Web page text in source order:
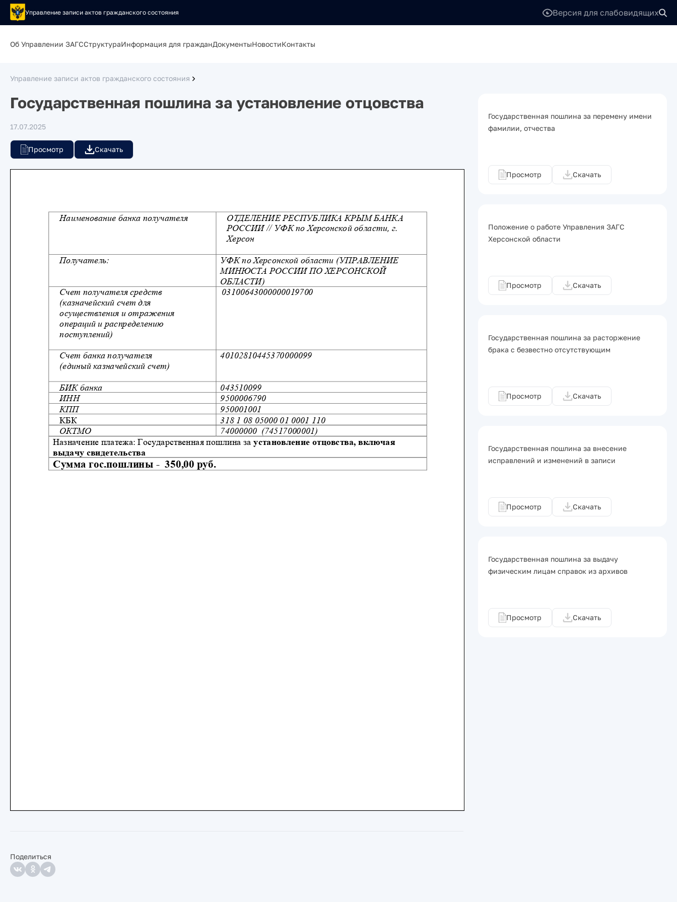
Управление записи актов гражданского состояния Версия для слабовидящих
Об Управлении ЗАГССтруктураИнформация для гражданДокументыНовостиКонтакты
Управление записи актов гражданского состояния
Государственная пошлина за установление отцовства
17.07.2025
Просмотр Скачать
Поделиться
Государственная пошлина за перемену имени
фамилии, отчества
Просмотр Скачать
Положение о работе Управления ЗАГС
Херсонской области
Просмотр Скачать
Государственная пошлина за расторжение
брака с безвестно отсутствующим
Просмотр Скачать
Государственная пошлина за внесение
исправлений и изменений в записи
Просмотр Скачать
Государственная пошлина за выдачу
физическим лицам справок из архивов
Просмотр Скачать